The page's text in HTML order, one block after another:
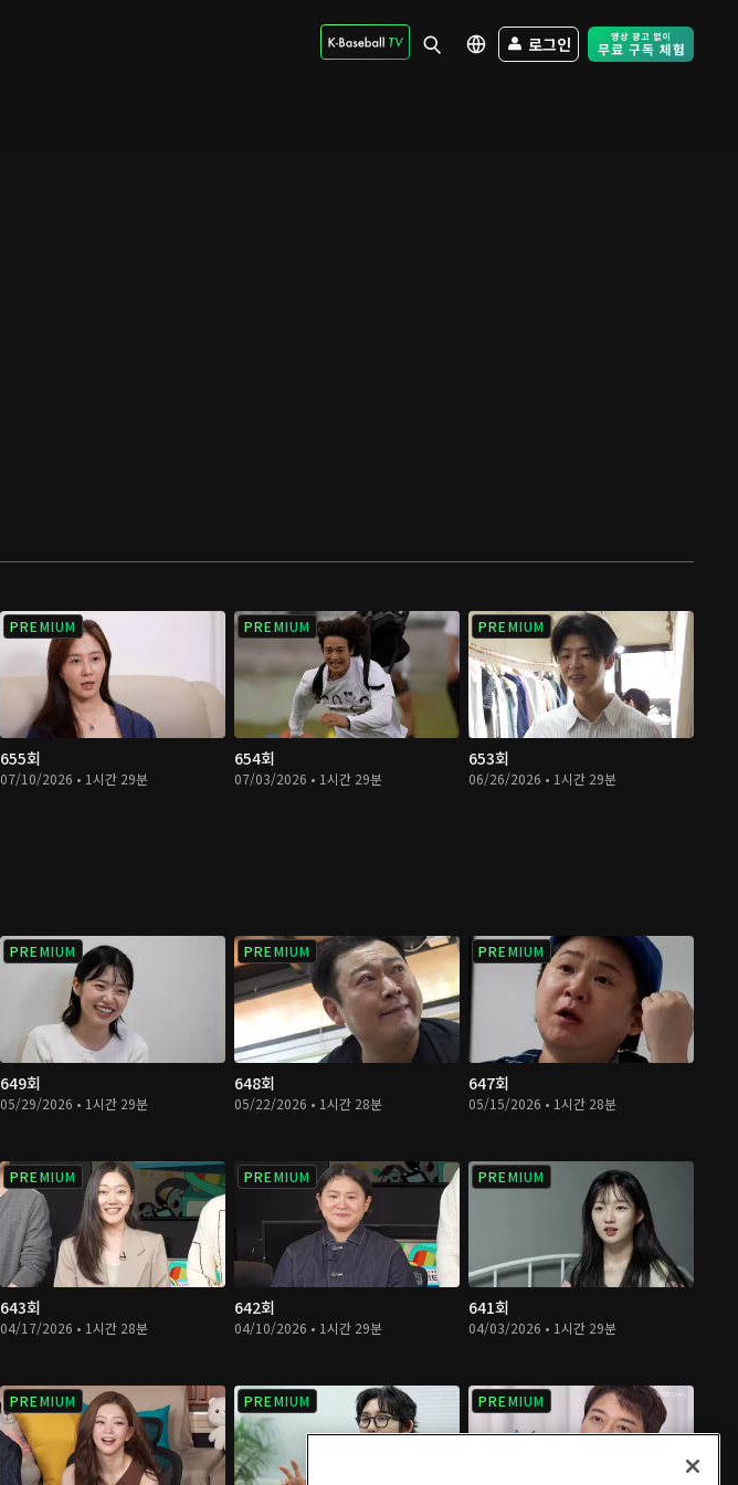
로그인 Free Trial -
PREMIUM
655회
07/10/2026 • 1시간 29분
PREMIUM
654회
07/03/2026 • 1시간 29분
PREMIUM
653회
06/26/2026 • 1시간 29분
PREMIUM
649회
05/29/2026 • 1시간 29분
PREMIUM
648회
05/22/2026 • 1시간 28분
PREMIUM
647회
05/15/2026 • 1시간 28분
PREMIUM
643회
04/17/2026 • 1시간 28분
PREMIUM
642회
04/10/2026 • 1시간 29분
PREMIUM
641회
04/03/2026 • 1시간 29분
PREMIUM PREMIUM PREMIUM